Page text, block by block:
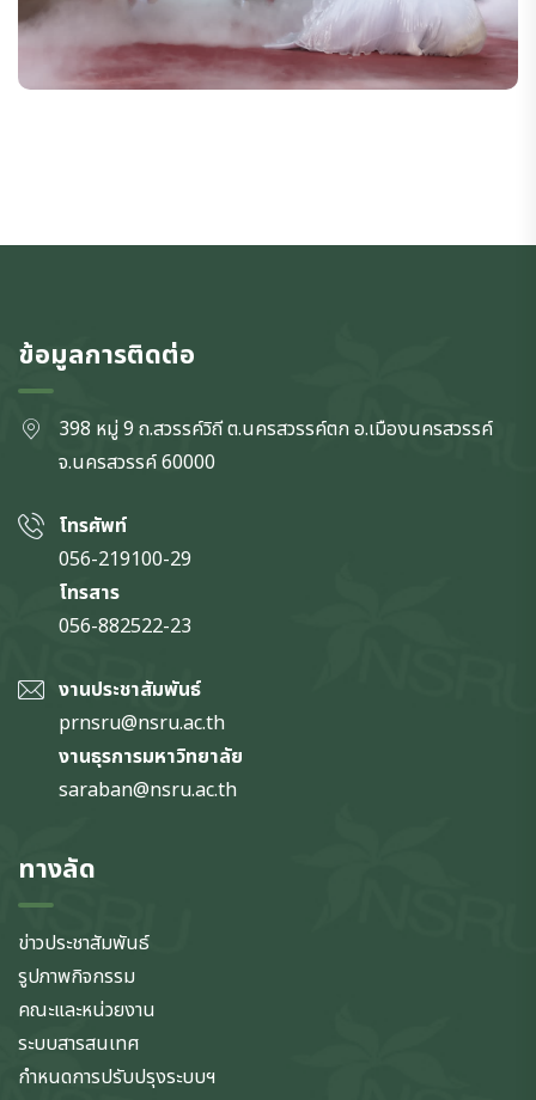
ข้อมูลการติดต่อ
398 หมู่ 9 ถ.สวรรค์วิถี ต.นครสวรรค์ตก อ.เมืองนครสวรรค์
จ.นครสวรรค์60000
โทรศัพท์
056-219100-29
โทรสาร
056-882522-23
งานประชาสัมพันธ์
prnsru@nsru.ac.th
งานธุรการมหาวิทยาลัย
saraban@nsru.ac.th
ทางลัด
ข่าวประชาสัมพันธ์
รูปภาพกิจกรรม
คณะและหน่วยงาน
ระบบสารสนเทศ
กำหนดการปรับปรุงระบบฯ